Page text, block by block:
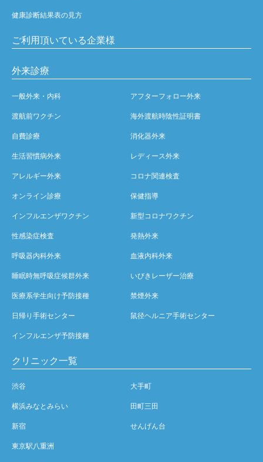
健康診断結果表の見方
ご利用頂いている企業様
外来診療
一般外来・内科 アフターフォロー外来
渡航前ワクチン 海外渡航時陰性証明書
自費診療 消化器外来
生活習慣病外来 レディース外来
アレルギー外来 コロナ関連検査
オンライン診療 保健指導
インフルエンザワクチン 新型コロナワクチン
性感染症検査 発熱外来
呼吸器内科外来 血液内科外来
睡眠時無呼吸症候群外来 いびきレーザー治療
医療系学生向け予防接種 禁煙外来
日帰り手術センター 鼠径ヘルニア手術センター
インフルエンザ予防接種
クリニック一覧
渋谷 大手町
横浜みなとみらい 田町三田
新宿 せんげん台
東京駅八重洲